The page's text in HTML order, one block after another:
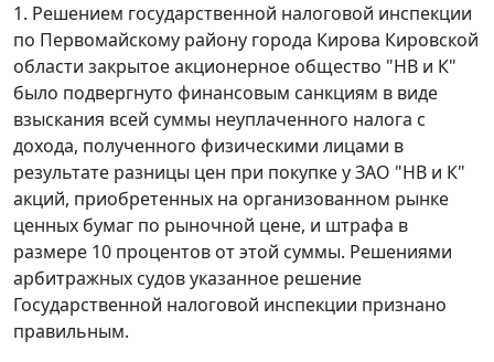
1. Решением государственной налоговой инспекции
по Первомайскому району города Кирова Кировской
области закрытое акционерное общество "НВ и К"
было подвергнуто финансовым санкциям в виде
взыскания всей суммы неуплаченного налога с
дохода, полученного физическими лицами в
результате разницы цен при покупке у ЗАО "НВ и К"
акций, приобретенных на организованном рынке
ценных бумаг по рыночной цене, и штрафа в
размере 10 процентов от этой суммы. Решениями
арбитражных судов указанное решение
Государственной налоговой инспекции признано
правильным.